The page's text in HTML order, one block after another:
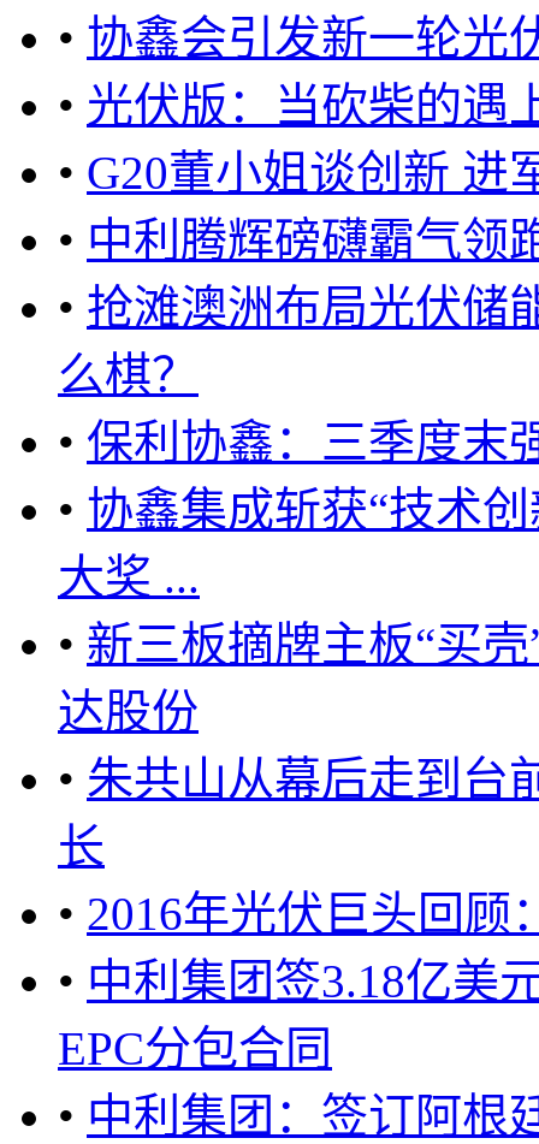
• 协鑫会引发新一轮光
• 光伏版：当砍柴的遇
• G20董小姐谈创新 进
• 中利腾辉磅礴霸气领
• 抢滩澳洲布局光伏储
么棋？
• 保利协鑫：三季度末
• 协鑫集成斩获“技术
大奖 ...
• 新三板摘牌主板“买
达股份
• 朱共山从幕后走到台
长
• 2016年光伏巨头回顾
• 中利集团签3.18亿美
EPC分包合同
• 中利集团：签订阿根